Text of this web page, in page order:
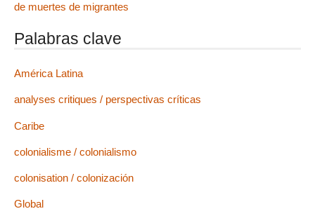
de muertes de migrantes
Palabras clave
América Latina
analyses critiques / perspectivas críticas
Caribe
colonialisme / colonialismo
colonisation / colonización
Global